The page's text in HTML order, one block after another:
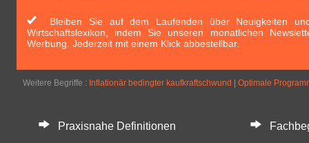
Bleiben Sie auf dem Laufenden über Neuigkeiten
Wirtschaftslexikon, indem Sie unseren monatlichen
Werbung. Jederzeit mit einem Klick abbestellbar.
Weitere Begriffe : Inflationär bedingter kaufkraftschwund Optimale
Praxisnahe Definitionen